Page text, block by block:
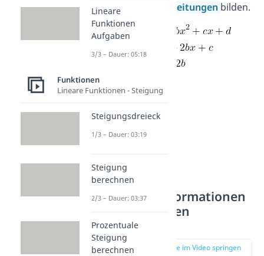
ersten beiden
Ableitungen bilden.
2.Schritt: Informationen
in Gleichungen
übersetzen
zur Stelle im Video springen
Lineare
Funktionen
Aufgaben
3/3 – Dauer: 05:18
Funktionen
Lineare Funktionen - Steigung
Steigungsdreieck
1/3 – Dauer: 03:19
Steigung
berechnen
2/3 – Dauer: 03:37
Prozentuale
Steigung
berechnen